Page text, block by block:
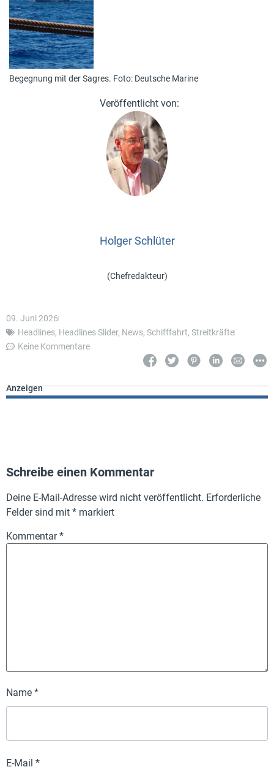
Begegnung mit der Sagres. Foto: Deutsche Marine
Holger Schlüter
(Chefredakteur)
09. Juni 2026
Headlines, Headlines Slider, News, Schifffahrt, Streitkräfte
Keine Kommentare
Anzeigen
Schreibe einen Kommentar
Deine E-Mail-Adresse wird nicht veröffentlicht. Erforderliche
Felder sind mit * markiert
Kommentar*
Name *
E-Mail *